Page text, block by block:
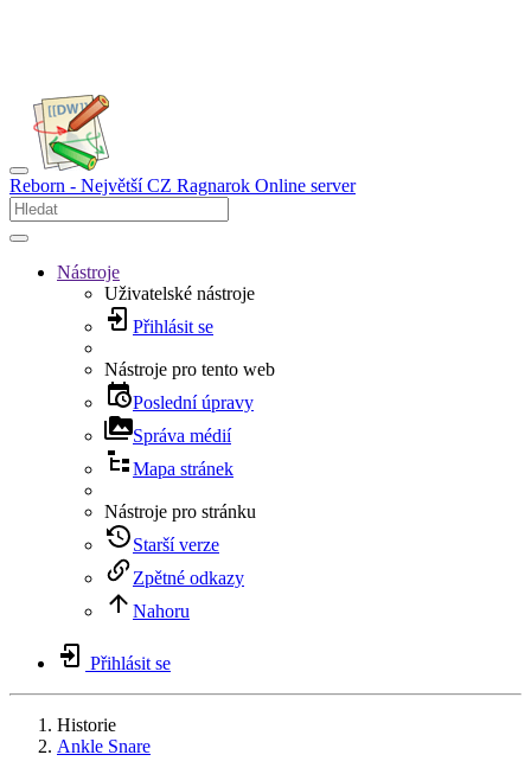
Reborn - Největší CZ Ragnarok Online server
Nástroje
Uživatelské nástroje
Přihlásit se
Nástroje pro tento web
Poslední úpravy
Správa médií
Mapa stránek
Nástroje pro stránku
Starší verze
Zpětné odkazy
Nahoru
Přihlásit se
Historie
Ankle Snare